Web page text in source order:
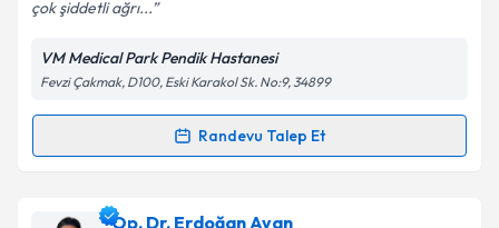
Kişisel verilerimin işlenmesine ilişkin
Metni'ni okudum ve kişisel verilerimin belirtilen
kapsamda işlenmesini kabul ediyorum.
çok şiddetli ağrı...
VM Medical Park Pendik Hastanesi
Fevzi Çakmak, D100, Eski Karakol Sk. No:9, 34899
Randevu Talep Et
Randevu Takvimi Talebi
Dr. Öğr. Üyesi Atakan Emengen
Op. Dr. Erdoğan Ayan